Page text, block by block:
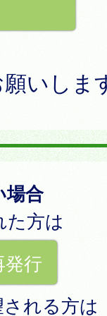
いしま
場合
た方は
行
れる方は